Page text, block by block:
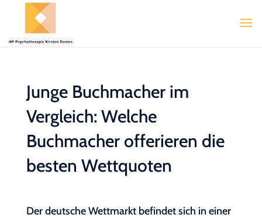
Junge Buchmacher im
Vergleich: Welche
Buchmacher offerieren die
besten Wettquoten
Der deutsche Wettmarkt befindet sich in einer